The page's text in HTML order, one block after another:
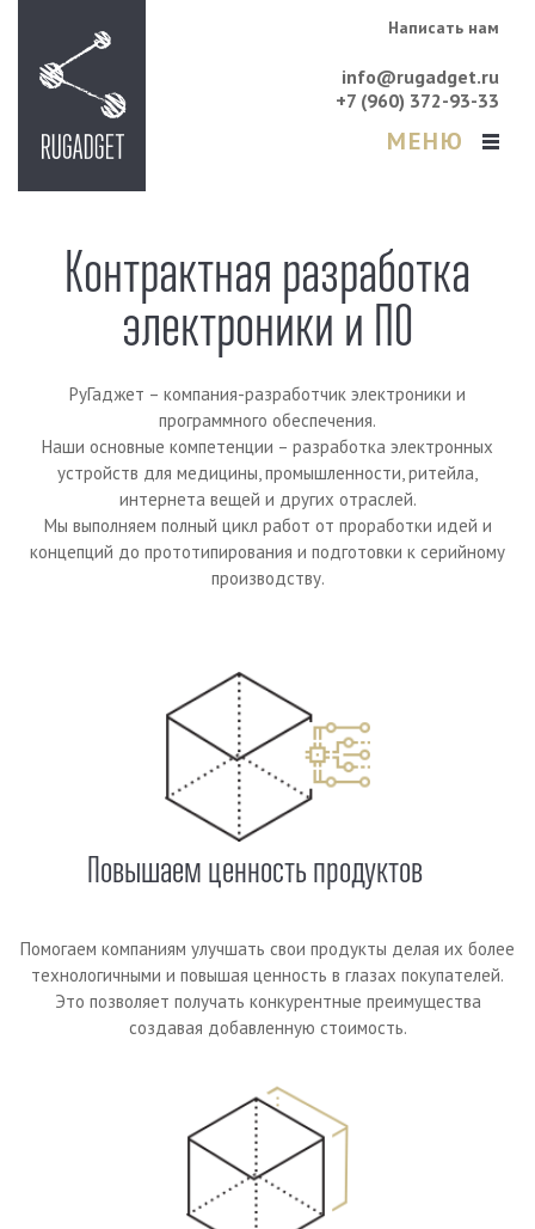
Написать нам
info@rugadget.ru
+7 (960) 372-93-33
МЕНЮ
Контрактная разработка
электроники и ПО
РуГаджет – компания-разработчик электроники и
программного обеспечения.
Наши основные компетенции – разработка электронных
устройств для медицины, промышленности, ритейла,
интернета вещей и других отраслей.
Мы выполняем полный цикл работ от проработки идей и
концепций до прототипирования и подготовки к серийному
производству.
Повышаем ценность продуктов
Помогаем компаниям улучшать свои продукты делая их более
технологичными и повышая ценность в глазах покупателей.
Это позволяет получать конкурентные преимущества
создавая добавленную стоимость.